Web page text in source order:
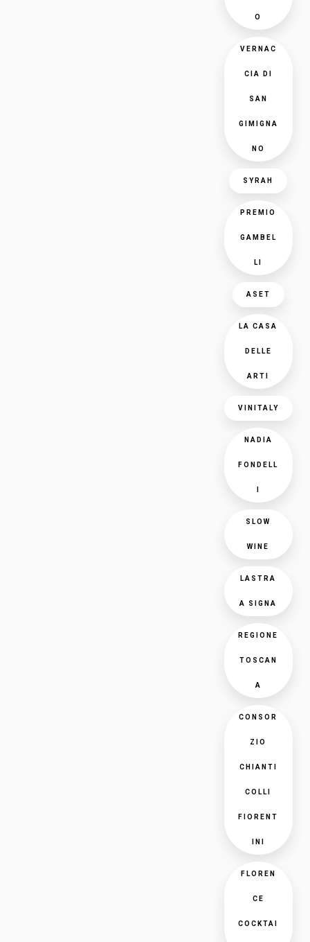
O
VERNAC
CIA DI
SAN
GIMIGNA
NO
SYRAH
PREMIO
GAMBEL
LI
ASET
LA CASA
DELLE
ARTI
VINITALY
NADIA
FONDELL
SLOW
WINE
LASTRA
A SIGNA
REGIONE
TOSCAN
A
CONSOR
ZIO
CHIANTI
COLLI
FIORENT
INI
FLOREN
CE
COCKTAI